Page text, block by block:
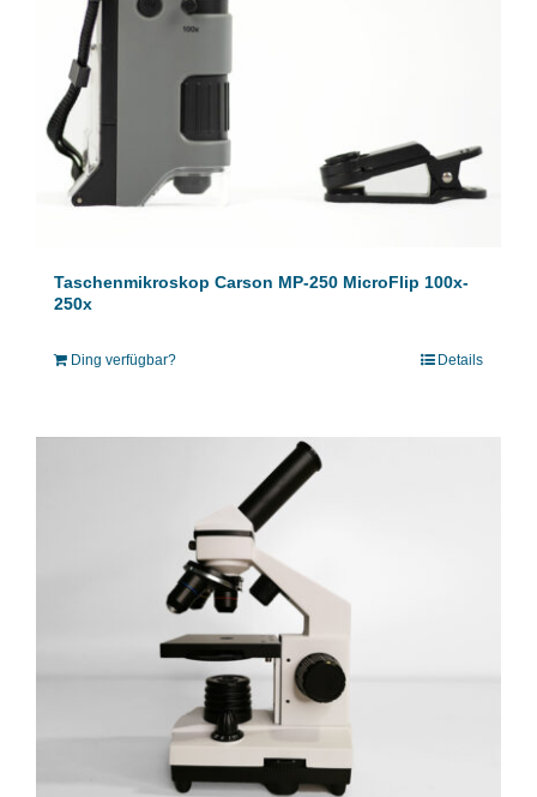
Taschenmikroskop Carson MP-250 MicroFlip 100x-
250x
Ding verfügbar? Details